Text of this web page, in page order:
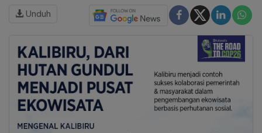
Unduh